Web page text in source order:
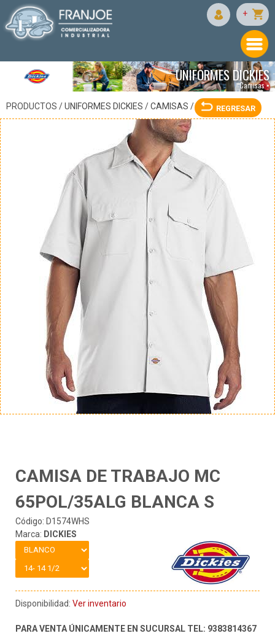
+
UNIFORMES DICKIES
Camisas •
PRODUCTOS /UNIFORMES DICKIES /CAMISAS / REGRESAR
CAMISA DE TRABAJO MC
65POL/35ALG BLANCA S
Código: D1574WHS
Marca: DICKIES
Disponibilidad: Ver inventario
PARA VENTA ÚNICAMENTE EN SUCURSAL TEL: 9383814367